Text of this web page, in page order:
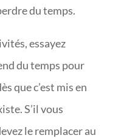
du temps.
essayez
du temps pour
que c’est mis en
S’il vous
le remplacer au